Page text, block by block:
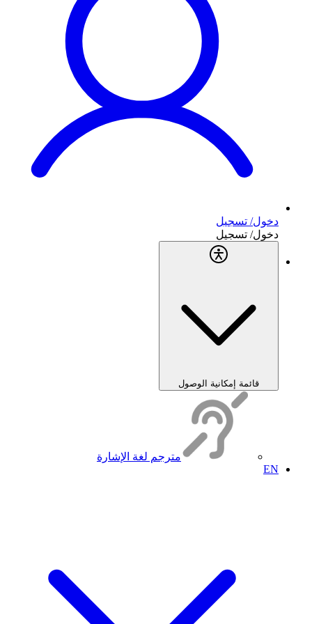
دخول/ تسجيل
دخول/ تسجيل
قائمة إمكانية الوصول
مترجم لغة الإشارة
EN